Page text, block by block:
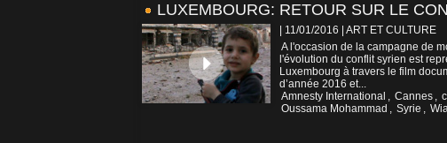
LUXEMBOURG: RETOUR SUR LE
| 11/01/2016
ART ET CULTURE
A l'occasion de la campagne de
l'évolution du conflit syrien est
Luxembourg à travers le film
d’année 2016 et...
Amnesty International , Cannes ,
Oussama Mohammad , Syrie ,